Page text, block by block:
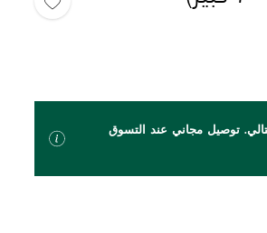
اليوم التالي. توصيل مجاني عند التسوق